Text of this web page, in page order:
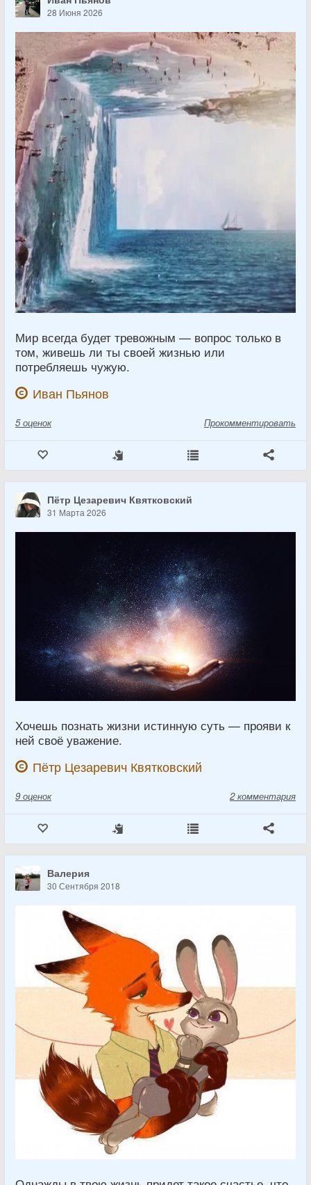
28 Июня 2026
Мир всегда будет тревожным — вопрос только в
том, живешь ли ты своей жизнью или
потребляешь чужую.
Иван Пьянов
5 оценок Прокомментировать
Пётр Цезаревич Квятковский
31 Марта 2026
Хочешь познать жизни истинную суть — прояви к
ней своё уважение.
Пётр Цезаревич Квятковский
9 оценок 2 комментария
Валерия
30 Сентября 2018